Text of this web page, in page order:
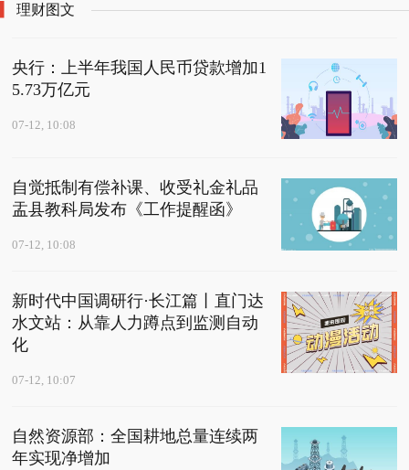
理财图文
央行：上半年我国人民币贷款增加1
5.73万亿元
07-12, 10:08
自觉抵制有偿补课、收受礼金礼品
盂县教科局发布《工作提醒函》
07-12, 10:08
新时代中国调研行·长江篇丨直门达
水文站：从靠人力蹲点到监测自动
化
07-12, 10:07
自然资源部：全国耕地总量连续两
年实现净增加